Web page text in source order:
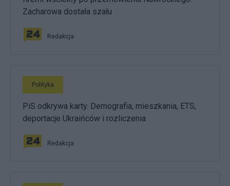
Zacharowa dostała szału
Redakcja
Polityka
PiS odkrywa karty. Demografia, mieszkania, ETS,
deportacje Ukraińców i rozliczenia
Redakcja